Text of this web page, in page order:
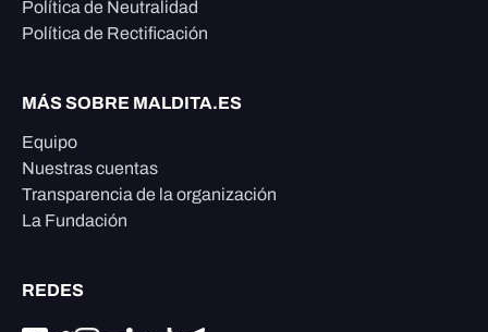
Política de Neutralidad
Política de Rectificación
MÁS SOBRE MALDITA.ES
Equipo
Nuestras cuentas
Transparencia de la organización
La Fundación
REDES